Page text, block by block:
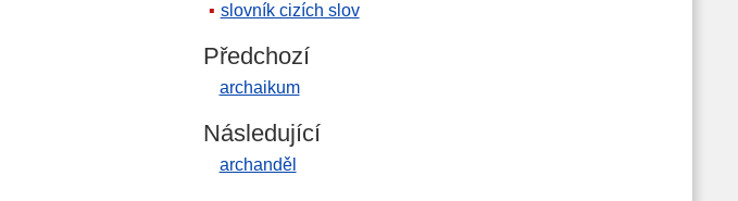
slovník cizích slov
Předchozí
archaikum
Následující
archanděl